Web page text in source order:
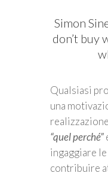
Simon
don’t buy
Qualsiasi
una
“quel perché”
ingaggiare
contribuire